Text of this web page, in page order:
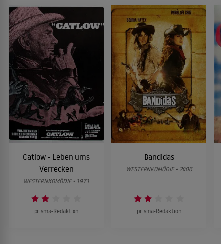
Catlow - Leben ums
Verrecken
WESTERNKOMÖDIE • 1971
prisma-Redaktion
Bandidas
WESTERNKOMÖDIE • 2006
prisma-Redaktion